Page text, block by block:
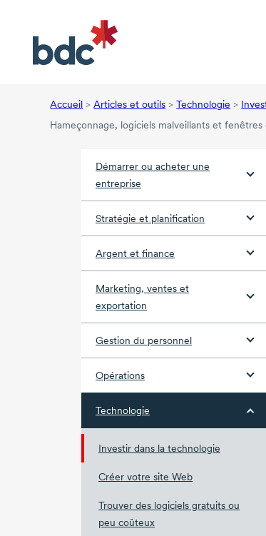
Accueil > Articles et outils > Technologie >
Hameçonnage, logiciels malveillants et
Démarrer ou acheter une
entreprise
Stratégie et planification
Argent et finance
Marketing, ventes et
exportation
Gestion du personnel
Opérations
Technologie
Investir dans la technologie
Créer votre site Web
Trouver des logiciels gratuits ou
peu coûteux